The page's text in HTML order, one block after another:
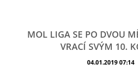
MOL LIGA SE PO DVOU
VRACÍ SVÝM 10.
04.01.2019 07:14